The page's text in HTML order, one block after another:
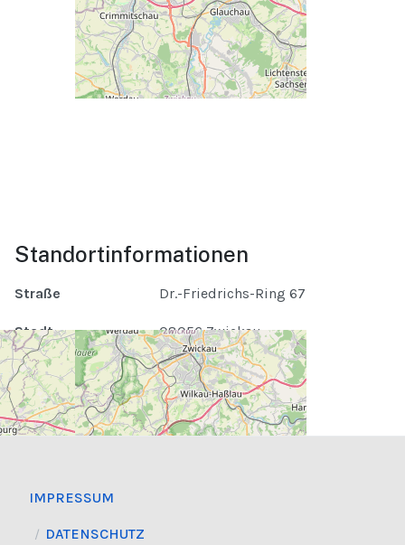
Standortinformationen
Straße Dr.-Friedrichs-Ring 67
Stadt 08056 Zwickau
Nächste Veranstaltungen
IMPRESSUM
DATENSCHUTZ